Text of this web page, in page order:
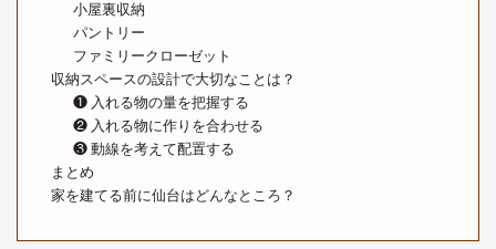
小屋裏収納
パントリー
ファミリークローゼット
収納スペースの設計で大切なことは？
❶ 入れる物の量を把握する
❷ 入れる物に作りを合わせる
❸ 動線を考えて配置する
まとめ
家を建てる前に仙台はどんなところ？